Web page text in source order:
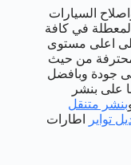
السيارات
في كافة
اعلى مستوى
من حيث
جودة وبافضل
على بنشر
بنشر متنقل
تواير
اطارات